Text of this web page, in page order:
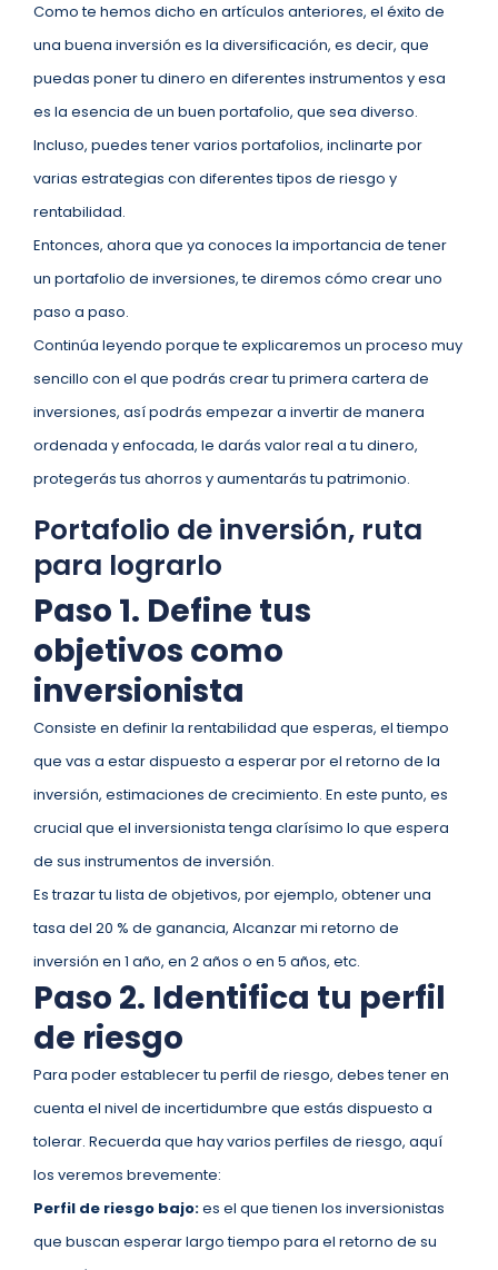
Como te hemos dicho en artículos anteriores, el éxito de
una buena inversión es la diversificación, es decir, que
puedas poner tu dinero en diferentes instrumentos y esa
es la esencia de un buen portafolio, que sea diverso.
Incluso, puedes tener varios portafolios, inclinarte por
varias estrategias con diferentes tipos de riesgo y
rentabilidad.
Entonces, ahora que ya conoces la importancia de tener
un portafolio de inversiones, te diremos cómo crear uno
paso a paso.
Continúa leyendo porque te explicaremos un proceso muy
sencillo con el que podrás crear tu primera cartera de
inversiones, así podrás empezar a invertir de manera
ordenada y enfocada, le darás valor real a tu dinero,
protegerás tus ahorros y aumentarás tu patrimonio.
Portafolio de inversión, ruta
para lograrlo
Paso 1. Define tus
objetivos como
inversionista
Consiste en definir la rentabilidad que esperas, el tiempo
que vas a estar dispuesto a esperar por el retorno de la
inversión, estimaciones de crecimiento. En este punto, es
crucial que el inversionista tenga clarísimo lo que espera
de sus instrumentos de inversión.
Es trazar tu lista de objetivos, por ejemplo, obtener una
tasa del 20 % de ganancia, Alcanzar mi retorno de
inversión en 1 año, en 2 años o en 5 años, etc.
Paso 2. Identifica tu perfil
de riesgo
Para poder establecer tu perfil de riesgo, debes tener en
cuenta el nivel de incertidumbre que estás dispuesto a
tolerar. Recuerda que hay varios perfiles de riesgo, aquí
los veremos brevemente:
Perfil de riesgo bajo:es el que tienen los inversionistas
que buscan esperar largo tiempo para el retorno de su